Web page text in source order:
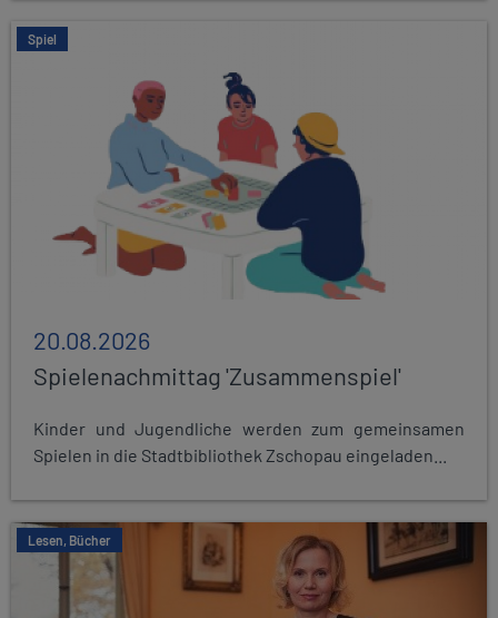
Spiel
20.08.2026
Spielenachmittag 'Zusammenspiel'
Kinder und Jugendliche werden zum gemeinsamen
Spielen in die Stadtbibliothek Zschopau eingeladen...
Lesen, Bücher